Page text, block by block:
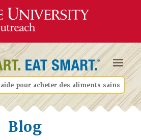
pour acheter des aliments sains
Blog